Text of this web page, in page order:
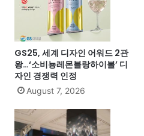
GS25, 세계 디자인 어워드 2관
왕…‘소비뇽레몬블랑하이볼’ 디
자인 경쟁력 인정
August 7, 2026